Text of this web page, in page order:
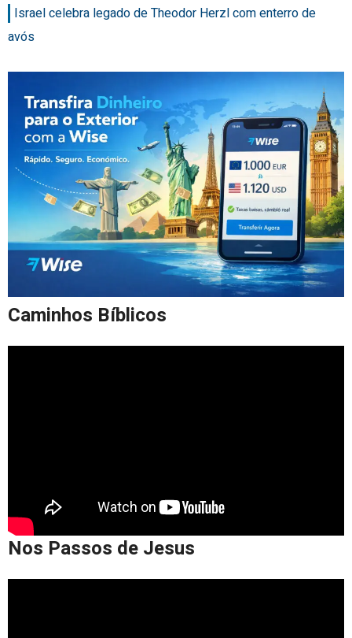
Israel celebra legado de Theodor Herzl com enterro de
avós
Caminhos Bíblicos
Nos Passos de Jesus